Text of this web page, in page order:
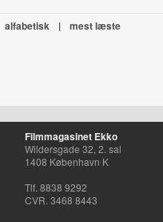
alfabetisk | mest læste
Filmmagasinet Ekko
Wildersgade 32, 2. sal
1408 København K
Tlf. 8838 9292
CVR. 3468 8443